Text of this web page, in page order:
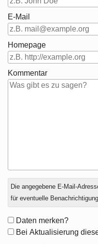
E-Mail
Homepage
Kommentar
Antwort
zu
Die angegebene E-Mail-
für eventuelle
Formular-
Optionen
Daten merken?
Bei Aktualisierung